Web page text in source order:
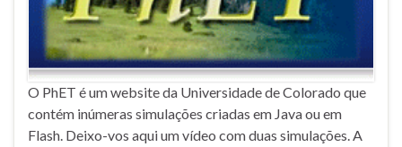
O PhET é um website da Universidade de Colorado que
contém inúmeras simulações criadas em Java ou em
Flash. Deixo-vos aqui um vídeo com duas simulações. A